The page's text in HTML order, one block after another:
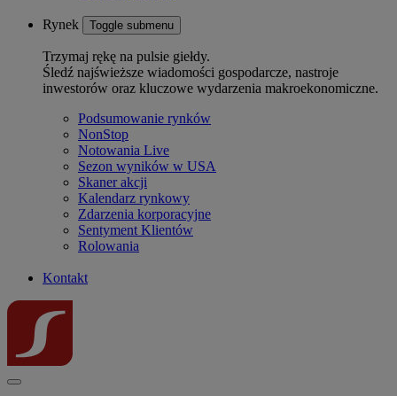
Rynek Toggle submenu
Trzymaj rękę na pulsie giełdy.
Śledź najświeższe wiadomości gospodarcze, nastroje
inwestorów oraz kluczowe wydarzenia makroekonomiczne.
Podsumowanie rynków
NonStop
Notowania Live
Sezon wyników w USA
Skaner akcji
Kalendarz rynkowy
Zdarzenia korporacyjne
Sentyment Klientów
Rolowania
Kontakt